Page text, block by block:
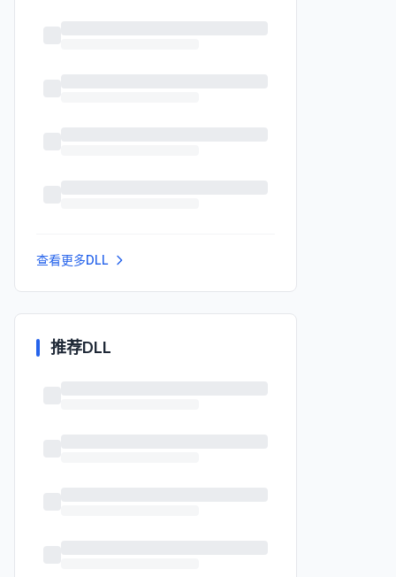
查看更多DLL
推荐DLL